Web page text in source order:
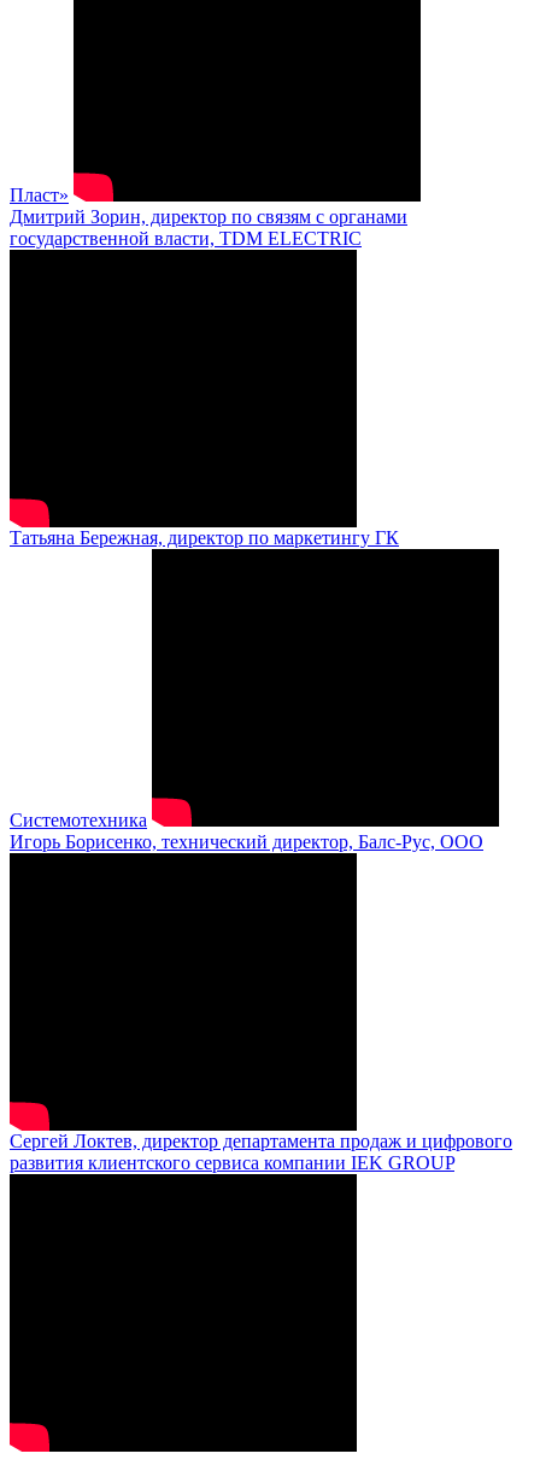
Пласт»
Дмитрий Зорин, директор по связям с органами
государственной власти, TDM ELECTRIC
Татьяна Бережная, директор по маркетингу ГК
Системотехника
Игорь Борисенко, технический директор, Балс-Рус, ООО
Сергей Локтев, директор департамента продаж и цифрового
развития клиентского сервиса компании IEK GROUP